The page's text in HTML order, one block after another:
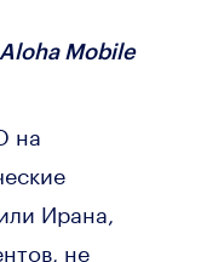
Mobile
на
Ирана,
не